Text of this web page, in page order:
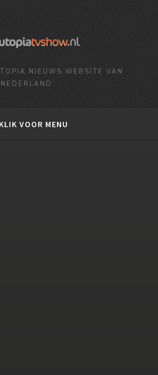
NIEUWS WEBSITE VAN
NEDERLAND
KLIK VOOR MENU